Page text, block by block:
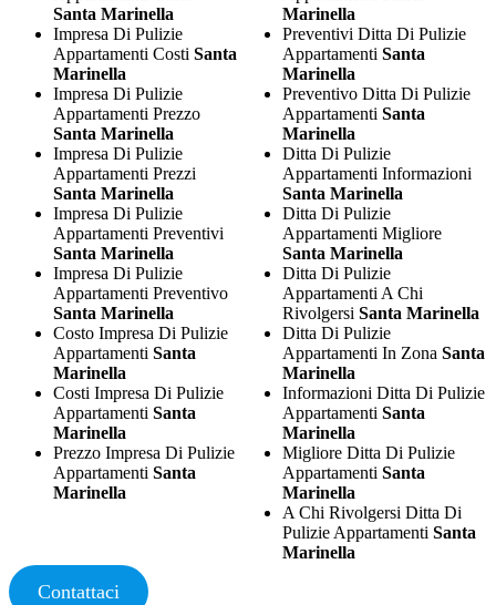
Santa Marinella
Impresa Di Pulizie
Appartamenti Costi Santa
Marinella
Impresa Di Pulizie
Appartamenti Prezzo
Santa Marinella
Impresa Di Pulizie
Appartamenti Prezzi
Santa Marinella
Impresa Di Pulizie
Appartamenti Preventivi
Santa Marinella
Impresa Di Pulizie
Appartamenti Preventivo
Santa Marinella
Costo Impresa Di Pulizie
Appartamenti Santa
Marinella
Costi Impresa Di Pulizie
Appartamenti Santa
Marinella
Prezzo Impresa Di Pulizie
Appartamenti Santa
Marinella
Marinella
Preventivi Ditta Di Pulizie
Appartamenti Santa
Marinella
Preventivo Ditta Di Pulizie
Appartamenti Santa
Marinella
Ditta Di Pulizie
Appartamenti Informazioni
Santa Marinella
Ditta Di Pulizie
Appartamenti Migliore
Santa Marinella
Ditta Di Pulizie
Appartamenti A Chi
Rivolgersi Santa Marinella
Ditta Di Pulizie
Appartamenti In Zona Santa
Marinella
Informazioni Ditta Di Pulizie
Appartamenti Santa
Marinella
Migliore Ditta Di Pulizie
Appartamenti Santa
Marinella
A Chi Rivolgersi Ditta Di
Pulizie Appartamenti Santa
Marinella
Contattaci